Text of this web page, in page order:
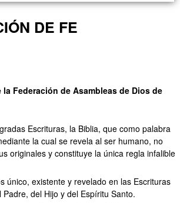
DE FE
la Federación de Asambleas de Dios de
Escrituras, la Biblia, que como palabra
la cual se revela al ser humano, no
originales y constituye la única regla infalible
único, existente y revelado en las Escrituras
del Hijo y del Espíritu Santo.